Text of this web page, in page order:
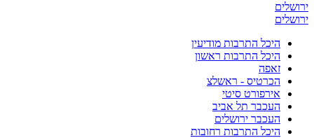
היכל התרבות מודיעין
היכל התרבות ראשון
זאפה
הכרטיס - ראשלצ
אירפורט סיטי
העכבר תל אביב
העכבר ירושלים
היכל התרבות רחובות